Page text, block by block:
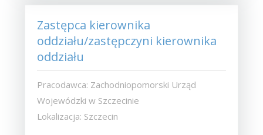
Zastępca kierownika
oddziału/zastępczyni kierownika
oddziału
Pracodawca: Zachodniopomorski Urząd
Wojewódzki w Szczecinie
Lokalizacja: Szczecin